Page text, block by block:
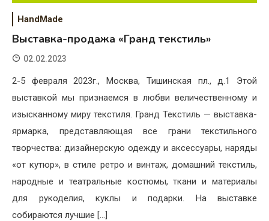
HandMade
Выставка-продажа «Гранд текстиль»
02.02.2023
2-5 февраля 2023г., Москва, Тишинская пл., д.1 Этой
выставкой мы признаемся в любви величественному и
изысканному миру текстиля. Гранд Текстиль — выставка-
ярмарка, представляющая все грани текстильного
творчества: дизайнерскую одежду и аксессуары, наряды
«от кутюр», в стиле ретро и винтаж, домашний текстиль,
народные и театральные костюмы, ткани и материалы
для рукоделия, куклы и подарки. На выставке
собираются лучшие […]